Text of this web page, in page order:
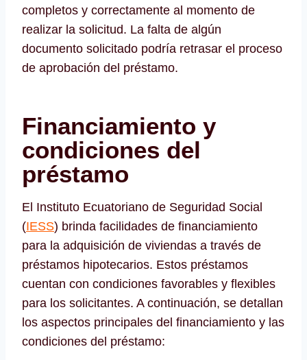
completos y correctamente al momento de
realizar la solicitud. La falta de algún
documento solicitado podría retrasar el proceso
de aprobación del préstamo.
Financiamiento y
condiciones del
préstamo
El Instituto Ecuatoriano de Seguridad Social
(IESS) brinda facilidades de financiamiento
para la adquisición de viviendas a través de
préstamos hipotecarios. Estos préstamos
cuentan con condiciones favorables y flexibles
para los solicitantes. A continuación, se detallan
los aspectos principales del financiamiento y las
condiciones del préstamo: